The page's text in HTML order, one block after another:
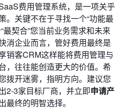
费用管理系统，是一项关乎
。关键不在于寻找一个“功能最
最契合”您当前业务需求和未来
消企业而言，管好费用最终是
销客CRM这样能将费用管理与
，往往能创造更大的价值。希
拨开迷雾，指明方向。建议您
2-3家目标厂商，并立即申请产
最终的明智选择。